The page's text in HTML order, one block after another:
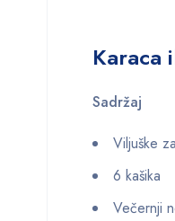
Karaca
Sadržaj
Viljuške
6 kašika
Večernji